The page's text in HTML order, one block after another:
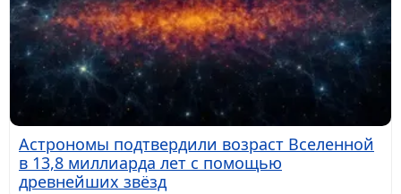
Астрономы подтвердили возраст Вселенной
в 13,8 миллиарда лет с помощью
древнейших звёзд